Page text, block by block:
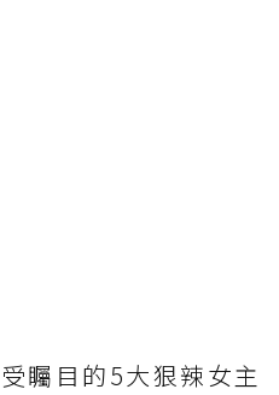
矚目的5大狠辣女主